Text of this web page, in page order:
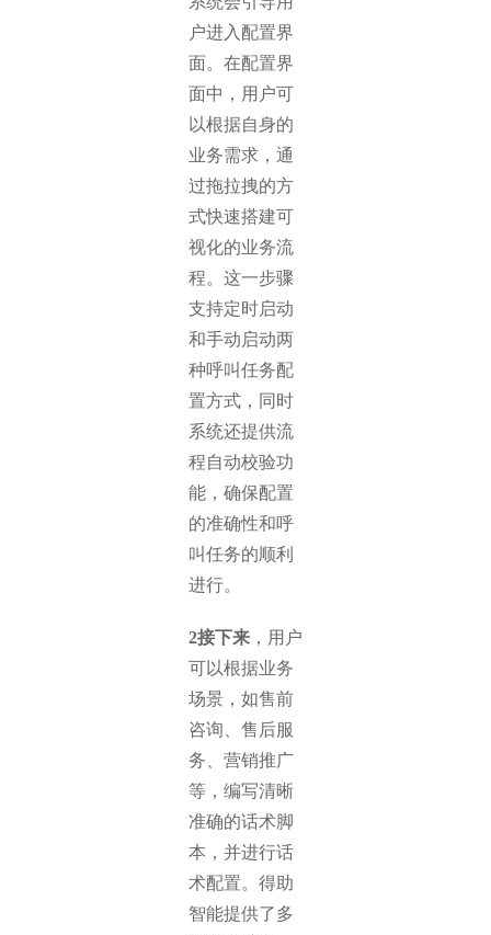
户进入配置界
面。在配置界
面中，用户可
以根据自身的
业务需求，通
过拖拉拽的方
式快速搭建可
视化的业务流
程。这一步骤
支持定时启动
和手动启动两
种呼叫任务配
置方式，同时
系统还提供流
程自动校验功
能，确保配置
的准确性和呼
叫任务的顺利
进行。
2接下来，用户
可以根据业务
场景，如售前
咨询、售后服
务、营销推广
等，编写清晰
准确的话术脚
本，并进行话
术配置。得助
智能提供了多